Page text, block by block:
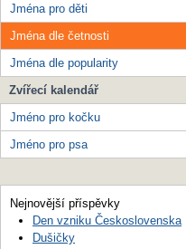
Jména pro děti
Jména dle četnosti
Jména dle popularity
Zvířecí kalendář
Jméno pro kočku
Jméno pro psa
Nejnovější příspěvky
Den vzniku Československa
Dušičky